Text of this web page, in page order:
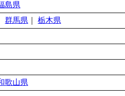
島県
群馬県
栃木県
歌山県